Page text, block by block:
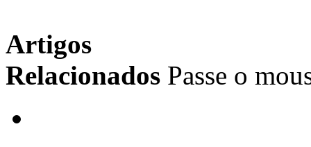
Artigos
Relacionados Passe o